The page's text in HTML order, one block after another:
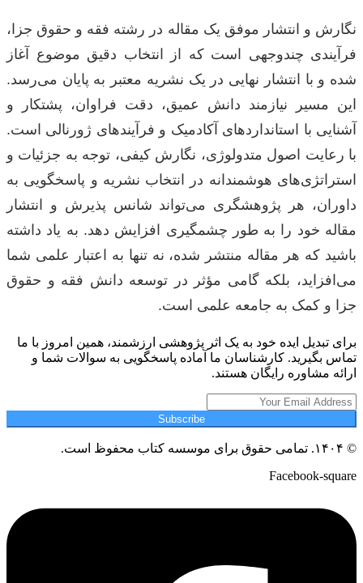
نگارش و انتشار موفق یک مقاله در رشته فقه و حقوق جزا،
فرآیندی چندوجهی است که از انتخاب دقیق موضوع آغاز
شده و با انتشار نهایی در یک نشریه معتبر به پایان می‌رسد.
این مسیر نیازمند دانش عمیق، دقت فراوان، پشتکار و
آشنایی با استانداردهای آکادمیک و فرآیندهای ژورنالی است.
با رعایت اصول متدولوژی، نگارش کیفی، توجه به جزئیات و
استراتژی‌های هوشمندانه در انتخاب نشریه و پاسخگویی به
داوران، هر پژوهشگری می‌تواند شانس پذیرش و انتشار
مقاله خود را به طور چشمگیری افزایش دهد. به یاد داشته
باشید که هر مقاله منتشر شده، نه تنها به اعتبار علمی شما
می‌افزاید، بلکه گامی مؤثر در توسعه دانش فقه و حقوق
جزا و کمک به جامعه علمی است.
برای تبدیل ایده خود به یک اثر پژوهشی ارزشمند، همین امروز با ما
تماس بگیرید. کارشناسان ما آماده پاسخگویی به سوالات شما و
ارائه مشاوره رایگان هستند.
Subscribe
© ۱۴۰۴. تمامی حقوق برای موسسه کتاب محفوظ است.
Facebook-square